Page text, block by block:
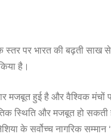
स्तर पर भारत की बढ़ती साख
है।
मजबूत हुई है और वैश्विक मंचों
स्थिति और मजबूत हो सकती
के सर्वोच्च नागरिक सम्मान